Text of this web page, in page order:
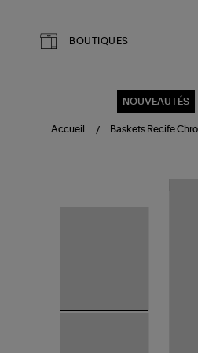
BOUTIQUES
NOUVEAUTÉS
Accueil Baskets Recife